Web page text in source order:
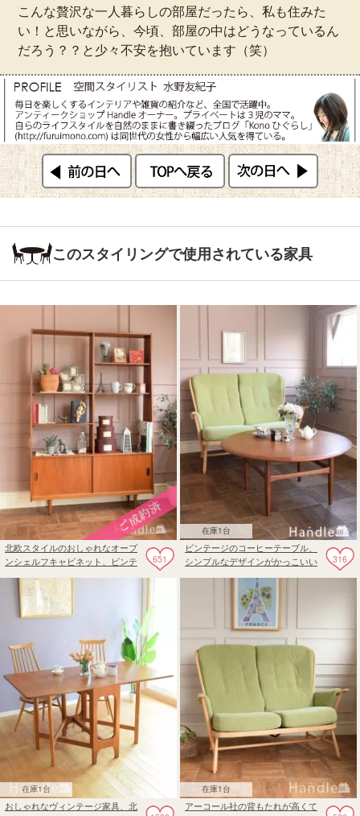
こんな贅沢な一人暮らしの部屋だったら、私も住みた
い！と思いながら、今頃、部屋の中はどうなっているん
だろう？？と少々不安を抱いています（笑）
このスタイリングで使用されている家具
651
北欧スタイルのおしゃれなオープ
ンシェルフキャビネット、ビンテ
ージのディバイダー
在庫1台
316
ビンテージのコーヒーテーブル、
シンプルなデザインがかっこいい
ローテーブル
在庫1台
おしゃれなヴィンテージ家具、北
在庫1台
アーコール社の背もたれが高くて